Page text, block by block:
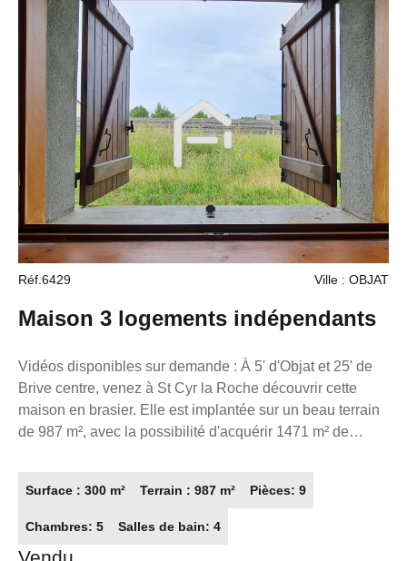
du Réseau France Proprio, immatriculé au RSAC de
Toulouse sous le numéro 503111049 titulaire de la carte
de démarchage immobilier pour le compte de la société
France Proprio).
Réf.6429 Ville : OBJAT
Maison 3 logements indépendants
Vidéos disponibles sur demande : À 5' d'Objat et 25' de
Brive centre, venez à St Cyr la Roche découvrir cette
maison en brasier. Elle est implantée sur un beau terrain
de 987 m², avec la possibilité d'acquérir 1471 m² de
chambres dont 1 avec salle d'eau, d'1 bureau, d'1 salle
de bains/WC et d'1 cellier. En plus de cette maison, ce
Surface : 300 m² Terrain : 987 m² Pièces: 9
Chambres: 5 Salles de bain: 4